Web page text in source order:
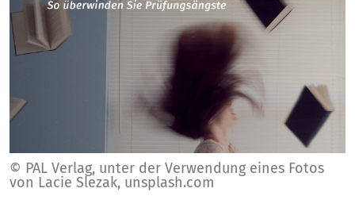
© PAL Verlag, unter der Verwendung eines Fotos
von Lacie Slezak, unsplash.com